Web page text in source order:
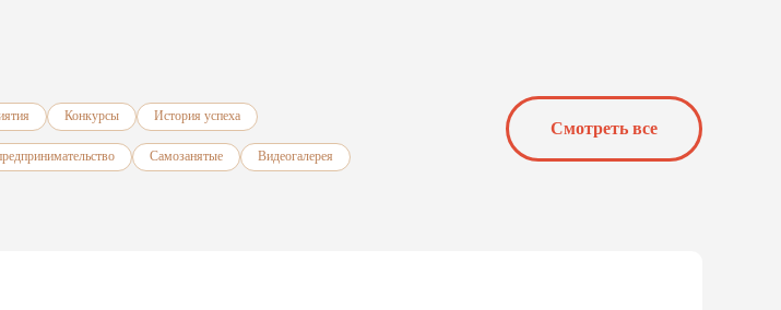
Конкурсы История успеха
Самозанятые Видеогалерея
Cмотреть все